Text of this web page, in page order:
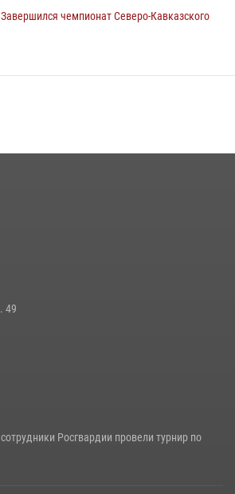
чемпионат Северо-Кавказского
силовой поддержке Росгвардии изъяты
49
Росгвардии провели турнир по